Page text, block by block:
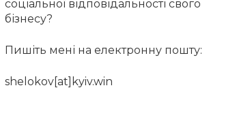
соціальної відповідальності свого
бізнесу?
Пишіть мені на електронну пошту:
shelokov[at]kyiv.win